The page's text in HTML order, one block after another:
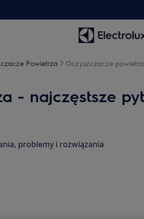
Powietrza Oczyszczacze
- najczęstsze
problemy i rozwiązania